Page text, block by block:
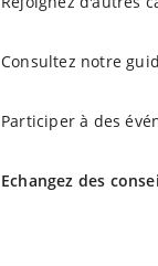
Consultez notre
Participer à des
Echangez des